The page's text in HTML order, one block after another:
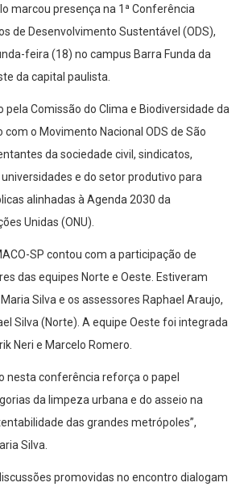
marcou presença na 1ª Conferência
de Desenvolvimento Sustentável (ODS),
feira (18) no campus Barra Funda da
da capital paulista.
pela Comissão do Clima e Biodiversidade da
com o Movimento Nacional ODS de São
da sociedade civil, sindicatos,
e do setor produtivo para
alinhadas à Agenda 2030 da
Unidas (ONU).
SP contou com a participação de
das equipes Norte e Oeste. Estiveram
Silva e os assessores Raphael Araujo,
Silva (Norte). A equipe Oeste foi integrada
Neri e Marcelo Romero.
nesta conferência reforça o papel
da limpeza urbana e do asseio na
das grandes metrópoles”,
Silva.
promovidas no encontro dialogam